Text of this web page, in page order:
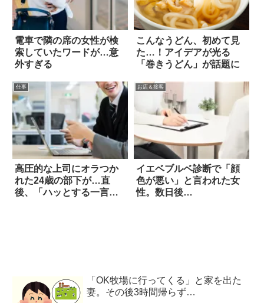
電車で隣の席の女性が検
索していたワードが…意
外すぎる
こんなうどん、初めて見
た…！アイデアが光る
「巻きうどん」が話題に
仕事
高圧的な上司にオラつか
れた24歳の部下が…直
後、「ハッとする一言」
お店＆接客
イエベブルベ診断で「顔
色が悪い」と言われた女
性。数日後…
「OK牧場に行ってくる」と家を出た
妻。その後3時間帰らず…